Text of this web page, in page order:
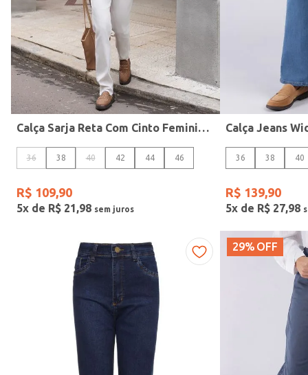
Calça Sarja Reta Com Cinto Feminina NATURAL
36 38 40 42 44 46
R$ 109,90
5x de R$ 21,98
36 38 40
R$ 139,90
5x de R$ 27,98
29% OFF